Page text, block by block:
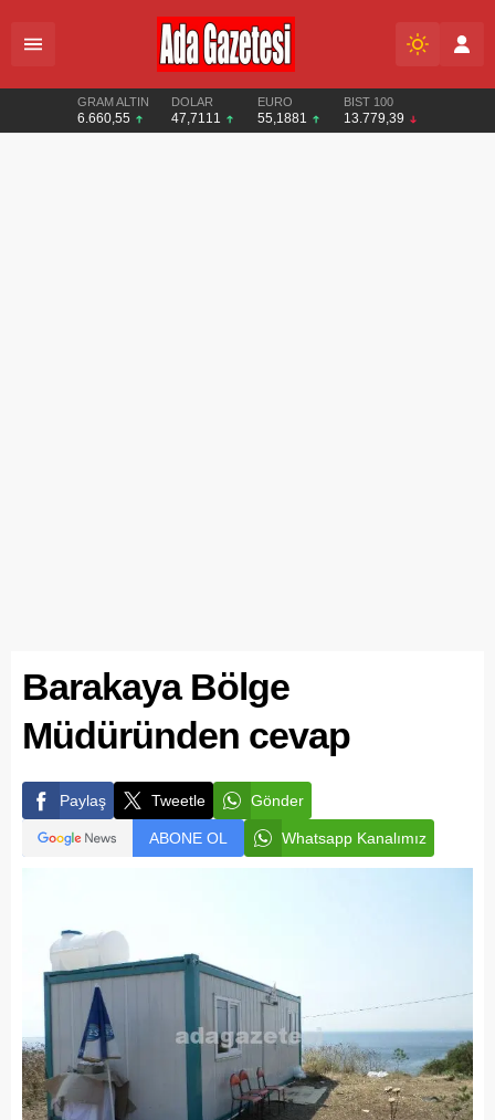
GRAM ALTIN
6.660,55
DOLAR
47,7111
EURO
55,1881
BIST 100
13.779,39
Barakaya Bölge
Müdüründen cevap
Paylaş Tweetle Gönder
ABONE OL Whatsapp Kanalımız